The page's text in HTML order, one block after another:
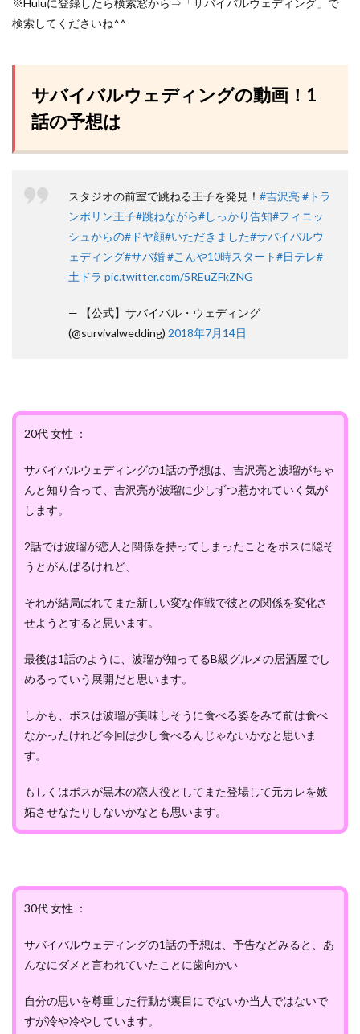
※Huluに登録したら検索窓から⇒「サバイバルウェディング」で
検索してくださいね^^
サバイバルウェディングの動画！1
話の予想は
スタジオの前室で跳ねる王子を発見！ #吉沢亮#トラ
ンポリン王子#跳ねながら#しっかり告知#フィニッ
シュからの#ドヤ顔#いただきました#サバイバルウ
ェディング#サバ婚#こんや10時スタート#日テレ#
土ドラ pic.twitter.com/5REuZFkZNG
— 【公式】サバイバル・ウェディング
(@survivalwedding) 2018年7月14日
20代 女性 ：
サバイバルウェディングの1話の予想は、吉沢亮と波瑠がちゃ
んと知り合って、吉沢亮が波瑠に少しずつ惹かれていく気が
します。
2話では波瑠が恋人と関係を持ってしまったことをボスに隠そ
うとがんばるけれど、
それが結局ばれてまた新しい変な作戦で彼との関係を変化さ
せようとすると思います。
最後は1話のように、波瑠が知ってるB級グルメの居酒屋でし
めるっていう展開だと思います。
しかも、ボスは波瑠が美味しそうに食べる姿をみて前は食べ
なかったけれど今回は少し食べるんじゃないかなと思いま
す。
もしくはボスが黒木の恋人役としてまた登場して元カレを嫉
妬させなたりしないかなとも思います。
30代 女性 ：
サバイバルウェディングの1話の予想は、予告などみると、あ
んなにダメと言われていたことに歯向かい
自分の思いを尊重した行動が裏目にでないか当人ではないで
すが冷や冷やしています。